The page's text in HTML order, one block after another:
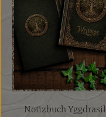
Notizbuch Yggdrasil